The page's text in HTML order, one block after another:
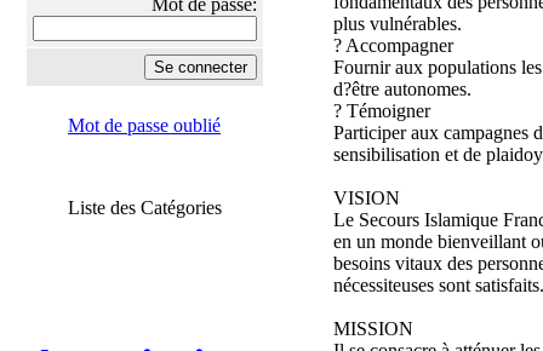
Mot de passe:
Mot de passe oublié
Liste des Catégories
plus vulnérables.
? Accompagner
Fournir aux populations
d?être autonomes.
? Témoigner
Participer aux campagnes
sensibilisation et de
VISION
Le Secours Islamique
en un monde bienveillant
besoins vitaux des
nécessiteuses sont satisfaits.
MISSION